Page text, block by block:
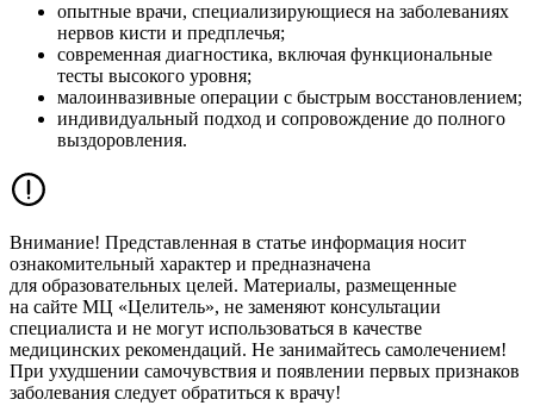
​опытные врачи, специализирующиеся на заболеваниях
нервов кисти и предплечья;
​​современная диагностика, включая функциональные
тесты высокого уровня;
​​малоинвазивные операции с быстрым восстановлением;
​​индивидуальный подход и сопровождение до полного
выздоровления.
Внимание! Представленная в статье информация носит
ознакомительный характер и предназначена
для образовательных целей. Материалы, размещенные
на сайте МЦ «Целитель», не заменяют консультации
специалиста и не могут использоваться в качестве
медицинских рекомендаций. Не занимайтесь самолечением!
При ухудшении самочувствия и появлении первых признаков
заболевания следует обратиться к врачу!